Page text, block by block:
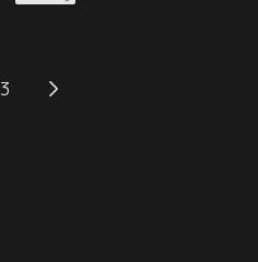
心ではないホンドーがなぜ洗礼式を
こもり事件を起こす。息子のマイカ
が姿を消したため、皆が自分と息子